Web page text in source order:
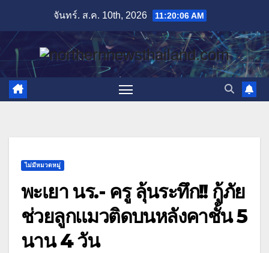
content
จันทร์. ส.ค. 10th, 2026 11:20:07 AM
ไม่มีหมวดหมู่
พะเยา นร.- ครู ลุ้นระทึก!! กู้ภัย
ช่วยลูกแมวติดบนหลังคาชั้น 5
นาน 4 วัน